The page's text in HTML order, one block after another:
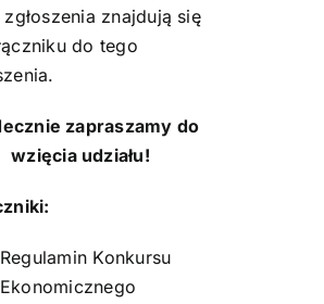
znajdują się
do tego
zapraszamy do
wzięcia udziału!
Regulamin Konkursu
Ekonomicznego